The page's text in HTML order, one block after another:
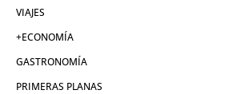
VIAJES
+ECONOMÍA
GASTRONOMÍA
PRIMERAS PLANAS